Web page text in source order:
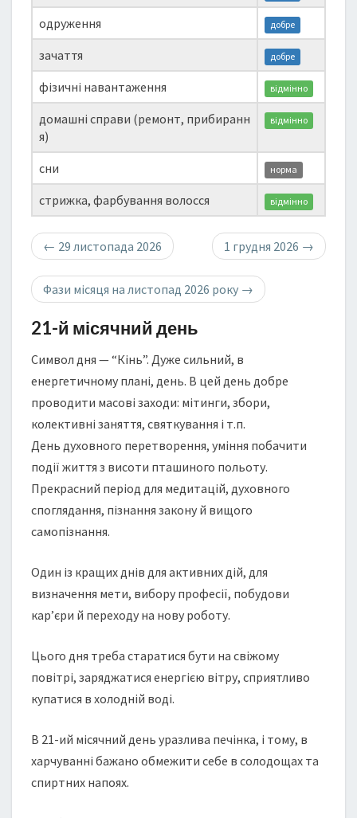
одруження добре
зачаття добре
фізичні навантаження відмінно
домашні справи (ремонт, прибиранн
я)
відмінно
сни норма
стрижка, фарбування волосся відмінно
← 29 листопада 2026 1 грудня 2026 →
Фази місяця на листопад 2026 року →
21-й місячний день
Символ дня — “Кінь”. Дуже сильний, в
енергетичному плані, день. В цей день добре
проводити масові заходи: мітинги, збори,
колективні заняття, святкування і т.п.
День духовного перетворення, уміння побачити
події життя з висоти пташиного польоту.
Прекрасний період для медитацій, духовного
споглядання, пізнання закону й вищого
самопізнання.
Один із кращих днів для активних дій, для
визначення мети, вибору професії, побудови
кар’єри й переходу на нову роботу.
Цього дня треба старатися бути на свіжому
повітрі, заряджатися енергією вітру, сприятливо
купатися в холодній воді.
В 21-ий місячний день уразлива печінка, і тому, в
харчуванні бажано обмежити себе в солодощах та
спиртних напоях.